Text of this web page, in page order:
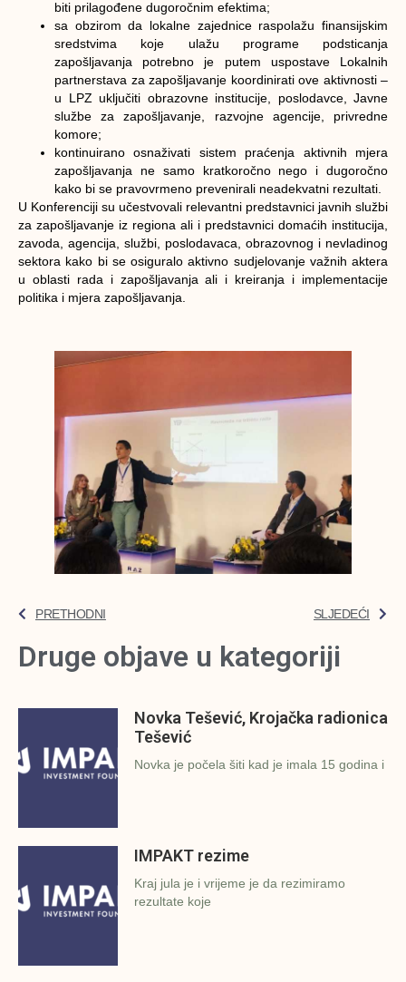
biti prilagođene dugoročnim efektima;
sa obzirom da lokalne zajednice raspolažu finansijskim
sredstvima koje ulažu programe podsticanja
zapošljavanja potrebno je putem uspostave Lokalnih
partnerstava za zapošljavanje koordinirati ove aktivnosti –
u LPZ uključiti obrazovne institucije, poslodavce, Javne
službe za zapošljavanje, razvojne agencije, privredne
komore;
kontinuirano osnaživati sistem praćenja aktivnih mjera
zapošljavanja ne samo kratkoročno nego i dugoročno
kako bi se pravovrmeno prevenirali neadekvatni rezultati.
U Konferenciji su učestvovali relevantni predstavnici javnih službi
za zapošljavanje iz regiona ali i predstavnici domaćih institucija,
zavoda, agencija, službi, poslodavaca, obrazovnog i nevladinog
sektora kako bi se osiguralo aktivno sudjelovanje važnih aktera
u oblasti rada i zapošljavanja ali i kreiranja i implementacije
politika i mjera zapošljavanja.
PRETHODNI SLJEDEĆI
Druge objave u kategoriji
Novka Tešević, Krojačka radionica
Tešević
Novka je počela šiti kad je imala 15 godina i
IMPAKT rezime
Kraj jula je i vrijeme je da rezimiramo
rezultate koje